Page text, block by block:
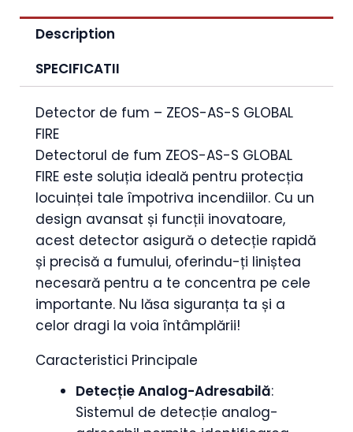
Description
SPECIFICATII
Detector de fum – ZEOS-AS-S GLOBAL
FIRE
Detectorul de fum ZEOS-AS-S GLOBAL
FIRE este soluția ideală pentru protecția
locuinței tale împotriva incendiilor. Cu un
design avansat și funcții inovatoare,
acest detector asigură o detecție rapidă
și precisă a fumului, oferindu-ți liniștea
necesară pentru a te concentra pe cele
importante. Nu lăsa siguranța ta și a
celor dragi la voia întâmplării!
Caracteristici Principale
Detecție Analog-Adresabilă:
Sistemul de detecție analog-